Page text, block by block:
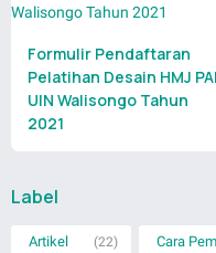
Formulir Pendaftaran
Pelatihan Desain HMJ PAI
UIN Walisongo Tahun
2021
Label
Artikel (22) Cara